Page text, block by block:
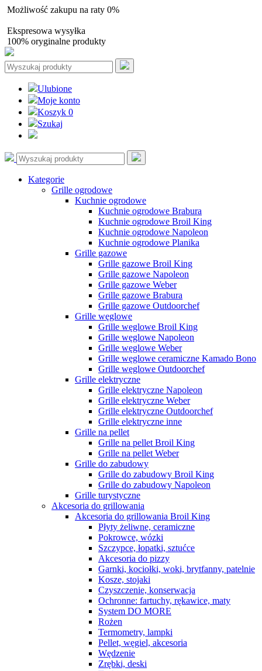
Możliwość zakupu na raty 0%
Ekspresowa wysyłka
100% oryginalne produkty
Ulubione
Moje konto
Koszyk 0
Szukaj
Kategorie
Grille ogrodowe
Kuchnie ogrodowe
Kuchnie ogrodowe Brabura
Kuchnie ogrodowe Broil King
Kuchnie ogrodowe Napoleon
Kuchnie ogrodowe Planika
Grille gazowe
Grille gazowe Broil King
Grille gazowe Napoleon
Grille gazowe Weber
Grille gazowe Brabura
Grille gazowe Outdoorchef
Grille węglowe
Grille węglowe Broil King
Grille węglowe Napoleon
Grille węglowe Weber
Grille węglowe ceramiczne Kamado Bono
Grille węglowe Outdoorchef
Grille elektryczne
Grille elektryczne Napoleon
Grille elektryczne Weber
Grille elektryczne Outdoorchef
Grille elektryczne inne
Grille na pellet
Grille na pellet Broil King
Grille na pellet Weber
Grille do zabudowy
Grille do zabudowy Broil King
Grille do zabudowy Napoleon
Grille turystyczne
Akcesoria do grillowania
Akcesoria do grillowania Broil King
Płyty żeliwne, ceramiczne
Pokrowce, wózki
Szczypce, łopatki, sztućce
Akcesoria do pizzy
Garnki, kociołki, woki, brytfanny, patelnie
Kosze, stojaki
Czyszczenie, konserwacja
Ochronne: fartuchy, rękawice, maty
System DO MORE
Rożen
Termometry, lampki
Pellet, węgiel, akcesoria
Wędzenie
Zrębki, deski